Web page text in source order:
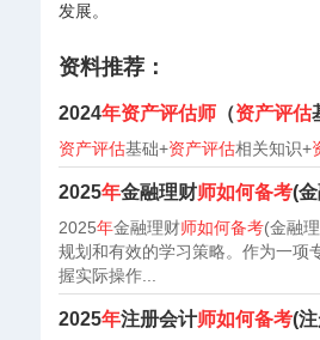
发展。
资料推荐：
2024年资产评估师 （资产评估
资产评估基础+资产评估相关知识+
2025年金融理财师如何备考(
2025年金融理财师如何备考(金融
规划和有效的学习策略。作为一项
握实际操作...
2025年注册会计师如何备考(